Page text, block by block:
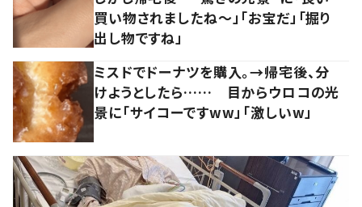
買い物されましたね～」「お宝だ」「掘り
出し物ですね」
ミスドでドーナツを購入。→帰宅後、分
けようとしたら…… 目からウロコの光
景に「サイコーですww」「激しいw」